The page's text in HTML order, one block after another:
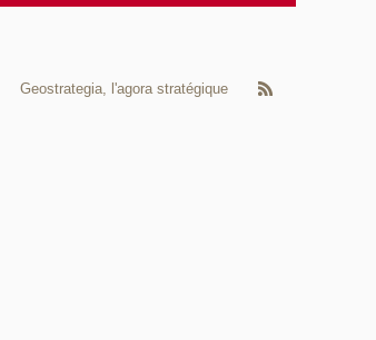
Geostrategia, l'agora stratégique